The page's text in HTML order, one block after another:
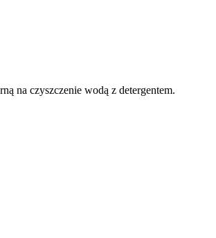
na czyszczenie wodą z detergentem.